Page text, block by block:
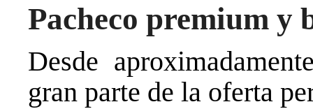
Pacheco premium y
Desde
gran parte de la oferta